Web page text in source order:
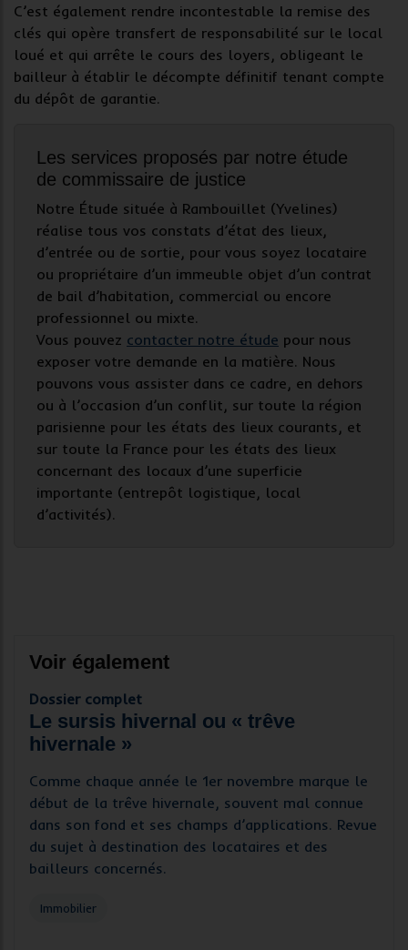
C’est également rendre incontestable la remise des
clés qui opère transfert de responsabilité sur le local
loué et qui arrête le cours des loyers, obligeant le
bailleur à établir le décompte définitif tenant compte
du dépôt de garantie.
Les services proposés par notre étude
de commissaire de justice
Notre Étude située à Rambouillet (Yvelines)
réalise tous vos constats d’état des lieux,
d’entrée ou de sortie, pour vous soyez locataire
ou propriétaire d’un immeuble objet d’un contrat
de bail d’habitation, commercial ou encore
professionnel ou mixte.
Vous pouvez contacter notre étude pour nous
exposer votre demande en la matière. Nous
pouvons vous assister dans ce cadre, en dehors
ou à l’occasion d’un conflit, sur toute la région
parisienne pour les états des lieux courants, et
sur toute la France pour les états des lieux
concernant des locaux d’une superficie
importante (entrepôt logistique, local
d’activités).
Voir également
Dossier complet
Le sursis hivernal ou « trêve
hivernale »
Comme chaque année le 1er novembre marque le
début de la trêve hivernale, souvent mal connue
dans son fond et ses champs d’applications. Revue
du sujet à destination des locataires et des
bailleurs concernés.
Immobilier